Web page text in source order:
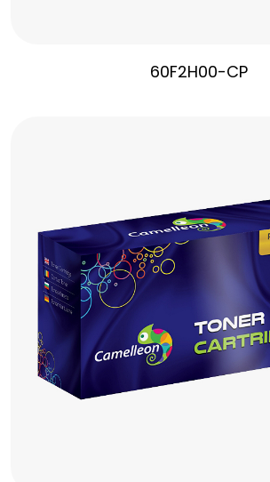
60F2H00-CP